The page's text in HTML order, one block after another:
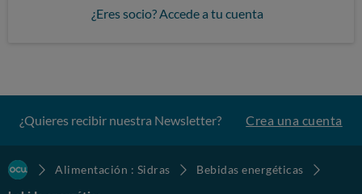
¿Eres socio? Accede a tu cuenta
¿Quieres recibir nuestra Newsletter? Crea una cuenta
Alimentación : Sidras
Bebidas energéticas